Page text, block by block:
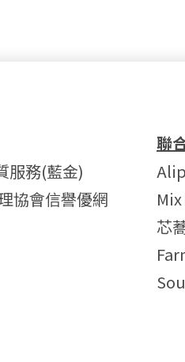
服務(藍金)
協會信譽優網
聯
芯